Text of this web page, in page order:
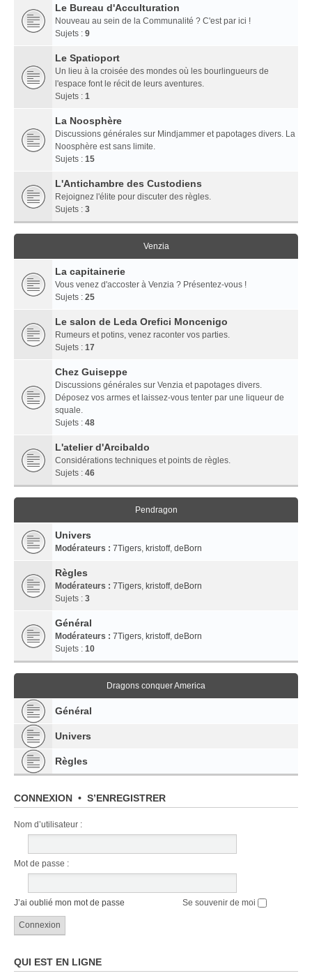
Le Bureau d'Acculturation
Nouveau au sein de la Communalité ? C'est par ici !
Sujets : 9
Le Spatioport
Un lieu à la croisée des mondes où les bourlingueurs de
l'espace font le récit de leurs aventures.
Sujets : 1
La Noosphère
Discussions générales sur Mindjammer et papotages divers. La
Noosphère est sans limite.
Sujets : 15
L'Antichambre des Custodiens
Rejoignez l'élite pour discuter des règles.
Sujets : 3
Venzia
La capitainerie
Vous venez d'accoster à Venzia ? Présentez-vous !
Sujets : 25
Le salon de Leda Orefici Moncenigo
Rumeurs et potins, venez raconter vos parties.
Sujets : 17
Chez Guiseppe
Discussions générales sur Venzia et papotages divers.
Déposez vos armes et laissez-vous tenter par une liqueur de
squale.
Sujets : 48
L'atelier d'Arcibaldo
Considérations techniques et points de règles.
Sujets : 46
Pendragon
Univers
Modérateurs : 7Tigers, kristoff, deBorn
Règles
Modérateurs : 7Tigers, kristoff, deBorn
Sujets : 3
Général
Modérateurs : 7Tigers, kristoff, deBorn
Sujets : 10
Dragons conquer America
Général
Univers
Règles
CONNEXION • S’ENREGISTRER
Nom d’utilisateur :
Mot de passe :
J’ai oublié mon mot de passe Se souvenir de moi
QUI EST EN LIGNE